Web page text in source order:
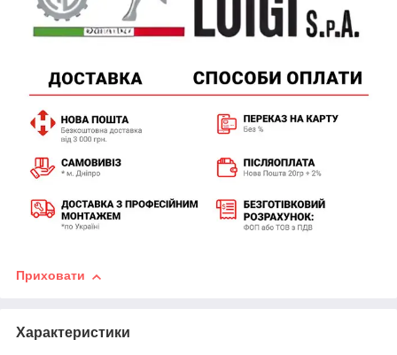
Приховати
Характеристики